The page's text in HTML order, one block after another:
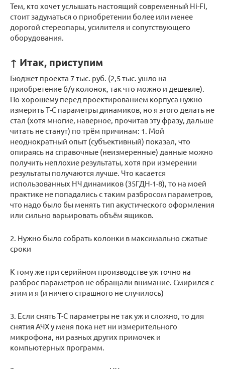
Тем, кто хочет услышать настоящий современный Hi-FI,
стоит задуматься о приобретении более или менее
дорогой стереопары, усилителя и сопутствующего
оборудования.
↑ Итак, приступим
Бюджет проекта 7 тыс. руб. (2,5 тыс. ушло на
приобретение б/у колонок, так что можно и дешевле).
По-хорошему перед проектированием корпуса нужно
измерить Т-С параметры динамиков, но я этого делать не
стал (хотя многие, наверное, прочитав эту фразу, дальше
читать не станут) по трём причинам: 1. Мой
неоднократный опыт (субъективный) показал, что
опираясь на справочные (неизмеренные) данные можно
получить неплохие результаты, хотя при измерении
результаты получаются лучше. Что касается
использованных НЧ динамиков (35ГДН-1-8), то на моей
практике не попадались с таким разбросом параметров,
что надо было бы менять тип акустического оформления
или сильно варьировать объём ящиков.
2. Нужно было собрать колонки в максимально сжатые
сроки
К тому же при серийном производстве уж точно на
разброс параметров не обращали внимание. Смирился с
этим и я (и ничего страшного не случилось)
3. Если снять Т-С параметры не так уж и сложно, то для
снятия АЧХ у меня пока нет ни измерительного
микрофона, ни разных других примочек и
компьютерных программ.